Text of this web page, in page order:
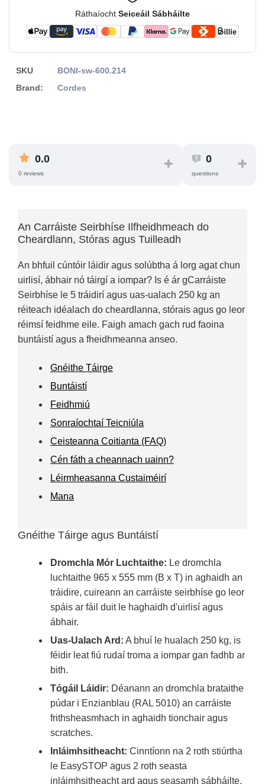
Ráthaíocht Seiceáil Sábháilte
SKU
BONI-sw-600.214
Brand:
Cordes
0.0
0 reviews
0
questions
An Carráiste Seirbhíse Ilfheidhmeach do
Cheardlann, Stóras agus Tuilleadh
An bhfuil cúntóir láidir agus solúbtha á lorg agat chun
uirlisí, ábhair nó táirgí a iompar? Is é ár gCarráiste
Seirbhíse le 5 tráidirí agus uas-ualach 250 kg an
réiteach idéalach do cheardlanna, stórais agus go leor
réimsí feidhme eile. Faigh amach gach rud faoina
buntáistí agus a fheidhmeanna anseo.
Gnéithe Táirge
Buntáistí
Feidhmiú
Sonraíochtaí Teicniúla
Ceisteanna Coitianta (FAQ)
Cén fáth a cheannach uainn?
Léirmheasanna Custaiméirí
Mana
Gnéithe Táirge agus Buntáistí
Dromchla Mór Luchtaithe: Le dromchla
luchtaithe 965 x 555 mm (B x T) in aghaidh an
tráidire, cuireann an carráiste seirbhíse go leor
spáis ar fáil duit le haghaidh d'uirlisí agus
ábhair.
Uas-Ualach Ard: A bhuí le hualach 250 kg, is
féidir leat fiú rudaí troma a iompar gan fadhb ar
bith.
Tógáil Láidir: Déanann an dromchla brataithe
púdar i Enzianblau (RAL 5010) an carráiste
frithsheasmhach in aghaidh tionchair agus
scratches.
Inláimhsitheacht: Cinntíonn na 2 roth stiúrtha
le EasySTOP agus 2 roth seasta
inláimhsitheacht ard agus seasamh sábháilte.